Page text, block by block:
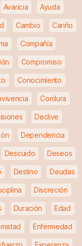
Avaricia Ayuda
Cambio Cariño
Compañía
Compromiso
Conocimiento
Cordura
Declive
Dependencia
Descuido Deseos
Destino Deudas
Discreción
Duración Edad
Enfermedad